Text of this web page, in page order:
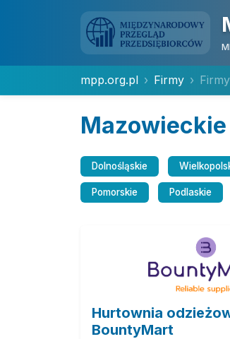
mpp.org.pl Firmy
Mazowieckie
Dolnośląskie
Pomorskie Podlaskie
Hurtownia
BountyMart